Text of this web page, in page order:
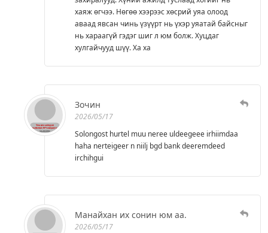
хаяж өгчээ. Нөгөө хээрээс хөсрий уяа олоод
аваад явсан чинь үзүүрт нь үхэр уяатай байсныг
нь хараагүй гэдэг шиг л юм болж. Хуцдаг
хулгайчууд шүү. Ха ха
Зочин
2026/05/17
Solongost hurtel muu neree uldeegeee irhiimdaa
haha nerteigeer n niilj bgd bank deeremdeed
irchihgui
Манайхан их сонин юм аа.
2026/05/17